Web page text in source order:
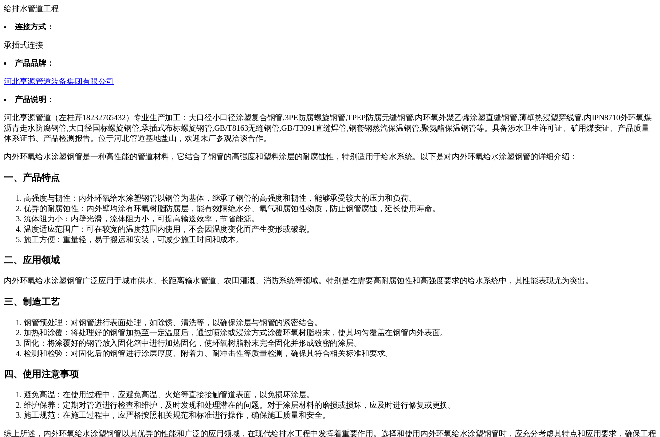
给排水管道工程
连接方式：
承插式连接
产品品牌：
河北亨源管道装备集团有限公司
产品说明：
河北亨源管道（左桂芹18232765432）专业生产加工：大口径小口径涂塑复合钢管,3PE防腐螺旋钢管,TPEP防腐无缝钢管,内环氧外聚乙烯涂塑直缝钢管,薄壁热浸塑穿线管,内IPN8710外环氧煤
沥青走水防腐钢管,大口径国标螺旋钢管,承插式布标螺旋钢管,GB/T8163无缝钢管,GB/T3091直缝焊管,钢套钢蒸汽保温钢管,聚氨酯保温钢管等。具备涉水卫生许可证、矿用煤安证、产品质量
体系证书、产品检测报告。位于河北管道基地盐山，欢迎来厂参观洽谈合作。
内外环氧给水涂塑钢管是一种高性能的管道材料，它结合了钢管的高强度和塑料涂层的耐腐蚀性，特别适用于给水系统。以下是对内外环氧给水涂塑钢管的详细介绍：
一、产品特点
‌高强度与韧性‌：内外环氧给水涂塑钢管以钢管为基体，继承了钢管的高强度和韧性，能够承受较大的压力和负荷。
‌优异的耐腐蚀性‌：内外壁均涂有环氧树脂防腐层，能有效隔绝水分、氧气和腐蚀性物质，防止钢管腐蚀，延长使用寿命。
‌流体阻力小‌：内壁光滑，流体阻力小，可提高输送效率，节省能源。
‌温度适应范围广‌：可在较宽的温度范围内使用，不会因温度变化而产生变形或破裂。
‌施工方便‌：重量轻，易于搬运和安装，可减少施工时间和成本。
二、应用领域
内外环氧给水涂塑钢管广泛应用于城市供水、长距离输水管道、农田灌溉、消防系统等领域。特别是在需要高耐腐蚀性和高强度要求的给水系统中，其性能表现尤为突出。
三、制造工艺
‌钢管预处理‌：对钢管进行表面处理，如除锈、清洗等，以确保涂层与钢管的紧密结合。
‌加热和涂覆‌：将处理好的钢管加热至一定温度后，通过喷涂或浸涂方式涂覆环氧树脂粉末，使其均匀覆盖在钢管内外表面。
‌固化‌：将涂覆好的钢管放入固化箱中进行加热固化，使环氧树脂粉末完全固化并形成致密的涂层。
‌检测和检验‌：对固化后的钢管进行涂层厚度、附着力、耐冲击性等质量检测，确保其符合相关标准和要求。
四、使用注意事项
‌避免高温‌：在使用过程中，应避免高温、火焰等直接接触管道表面，以免损坏涂层。
‌维护保养‌：定期对管道进行检查和维护，及时发现和处理潜在的问题。对于涂层材料的磨损或损坏，应及时进行修复或更换。
‌施工规范‌：在施工过程中，应严格按照相关规范和标准进行操作，确保施工质量和安全。
综上所述，内外环氧给水涂塑钢管以其优异的性能和广泛的应用领域，在现代给排水工程中发挥着重要作用。选择和使用内外环氧给水涂塑钢管时，应充分考虑其特点和应用要求，确保工程